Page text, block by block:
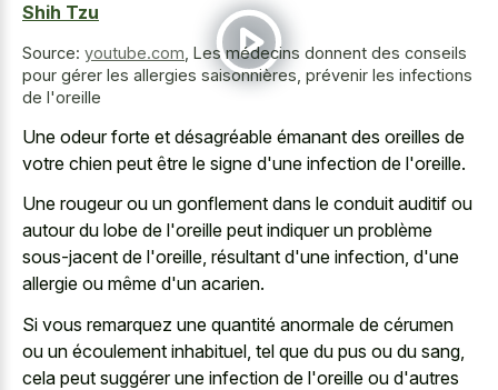
Shih Tzu
Source: youtube.com Les médecins donnent des conseils
pour gérer les allergies saisonnières, prévenir les infections
de l'oreille
Une odeur forte et désagréable émanant des oreilles de
votre chien peut être le signe d'une infection de l'oreille.
Une rougeur ou un gonflement dans le conduit auditif ou
autour du lobe de l'oreille peut indiquer un problème
sous-jacent de l'oreille, résultant d'une infection, d'une
allergie ou même d'un acarien.
Si vous remarquez une quantité anormale de cérumen
ou un écoulement inhabituel, tel que du pus ou du sang,
cela peut suggérer une infection de l'oreille ou d'autres